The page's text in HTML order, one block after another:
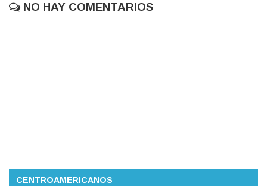
NO HAY COMENTARIOS
CENTROAMERICANOS